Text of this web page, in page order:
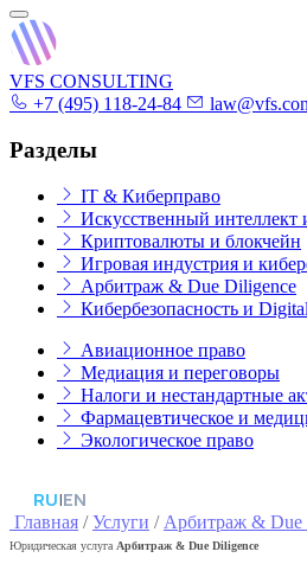
VFS CONSULTING
+7 (495) 118-24-84
Разделы
IT & Киберправо
Искусственный интеллект
Криптовалюты и блокчейн
Игровая индустрия и
Арбитраж & Due Diligence
Кибербезопасность и
Авиационное право
Медиация и переговоры
Налоги и нестандартные
Фармацевтическое и
Экологическое право
RU|EN
Главная /Услуги /Арбитраж & Due
Юридическая услуга Арбитраж & Due Diligence